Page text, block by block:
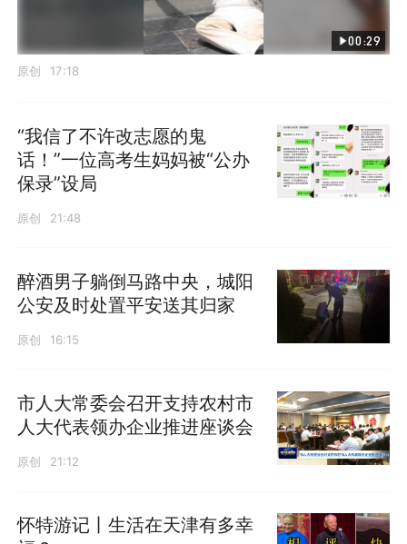
00:29
原创 17:18
“我信了不许改志愿的鬼
话！”一位高考生妈妈被“公办
保录”设局
原创 21:48
醉酒男子躺倒马路中央，城阳
公安及时处置平安送其归家
原创 16:15
市人大常委会召开支持农村市
人大代表领办企业推进座谈会
原创 21:12
怀特游记丨生活在天津有多幸